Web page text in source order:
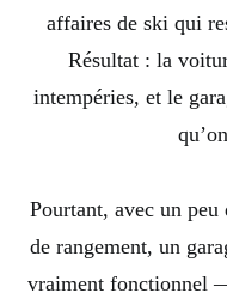
affaires de ski qui
Résultat : la
intempéries, et le
Pourtant, avec un peu
de rangement, un
vraiment fonctionnel